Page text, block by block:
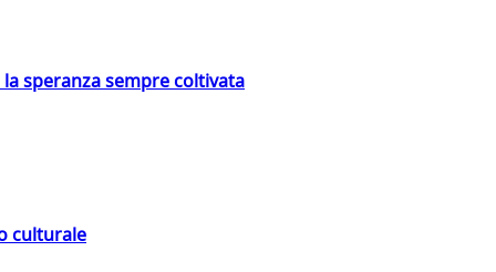
speranza sempre coltivata
culturale